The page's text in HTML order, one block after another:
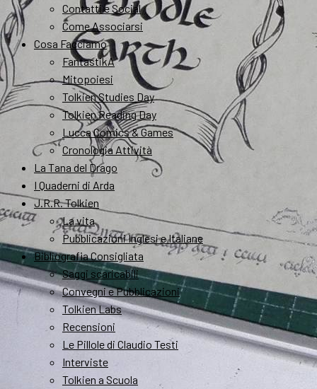
Contatti e Social
Come Associarsi
Cosa Facciamo
FantastikA
Mitopoiesi
Tolkien Studies Day
Tolkien Reading Day
Lucca Comics & Games
Cronologia Attività
La Tana del Drago
I Quaderni di Arda
J.R.R. Tolkien
La vita
Pubblicazioni Inglesi e Italiane
Bibliografia Consigliata
Saggi scaricabili
Convegni e Pubblicazioni
Tolkien Labs
Recensioni
Le Pillole di Claudio Testi
Interviste
Tolkien a Scuola